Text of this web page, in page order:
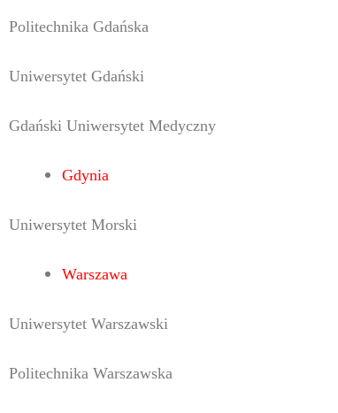
Politechnika Gdańska
Uniwersytet Gdański
Gdański Uniwersytet Medyczny
Gdynia
Uniwersytet Morski
Warszawa
Uniwersytet Warszawski
Politechnika Warszawska